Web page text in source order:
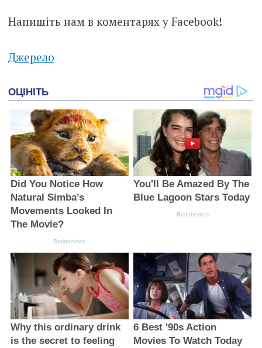
Напишіть нам в коментарях у Facebook!
Джерело